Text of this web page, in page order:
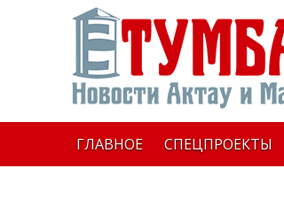
ГЛАВНОЕ СПЕЦПРОЕКТЫ